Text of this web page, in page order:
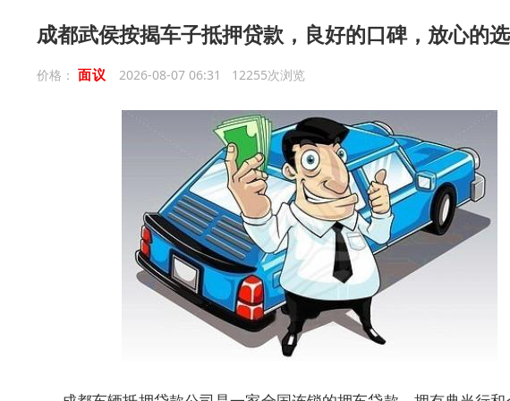
成都武侯按揭车子抵押贷款，良好的口碑，放心的
价格： 面议 2026-08-07 06:31 12255次浏览